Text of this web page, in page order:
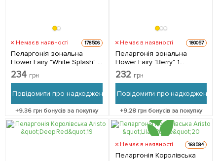
Немає в наявності 178506
Пеларгонія зональна
Flower Fairy "White Splash" 1
саджанець в упаковці
234 грн
Повідомити про надходження
+9.36 грн бонусів за покупку
Немає в наявності 180057
Пеларгонія зональна
Flower Fairy "Berry" 1
саджанець в упаковці
232 грн
Повідомити про надходження
+9.28грн бонусів за покупку
Немає в наявності 183584
Пеларгонія Королівська